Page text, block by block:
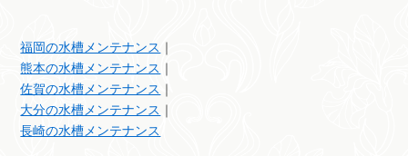
福岡の水槽メンテナンス
熊本の水槽メンテナンス
佐賀の水槽メンテナンス
大分の水槽メンテナンス
長崎の水槽メンテナンス